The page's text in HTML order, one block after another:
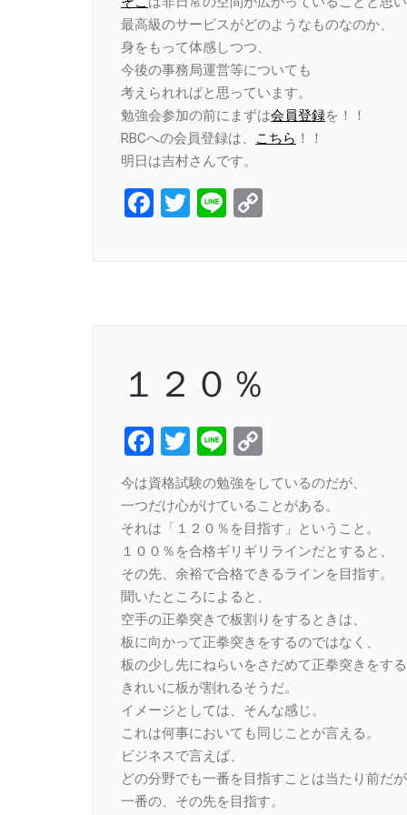
最高級のサービスがどのようなものなのか、
身をもって体感しつつ、
今後の事務局運営等についても
考えられればと思っています。
勉強会参加の前にまずは会員登録を！！
RBCへの会員登録は、
こちら ！！
明日は吉村さんです。
Facebook
Twitter
Line
１２０％
Facebook
Twitter
Line
Link
今は資格試験の勉強をしているのだが、
一つだけ心がけていることがある。
それは「１２０％を目指す」ということ。
１００％を合格ギリギリラインだとすると、
その先、余裕で合格できるラインを目指す。
聞いたところによると、
空手の正拳突きで板割りをするときは、
板に向かって正拳突きをするのではなく、
板の少し先にねらいをさだめて正拳突きをす
きれいに板が割れるそうだ。
イメージとしては、そんな感じ。
これは何事においても同じことが言える。
ビジネスで言えば、
どの分野でも一番を目指すことは当たり前だ
一番の、その先を目指す。